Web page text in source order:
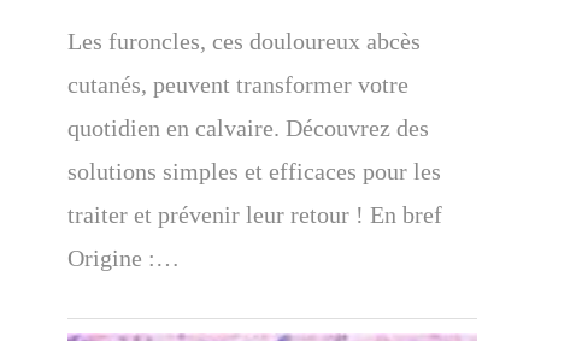
Les furoncles, ces douloureux abcès
cutanés, peuvent transformer votre
quotidien en calvaire. Découvrez des
solutions simples et efficaces pour les
traiter et prévenir leur retour ! En bref
Origine :…